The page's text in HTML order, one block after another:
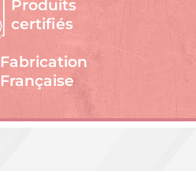
Produits
certifiés
Fabrication
Française